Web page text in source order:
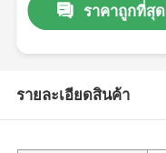
ราคาถูกที่สุด
รายละเอียดสินค้า